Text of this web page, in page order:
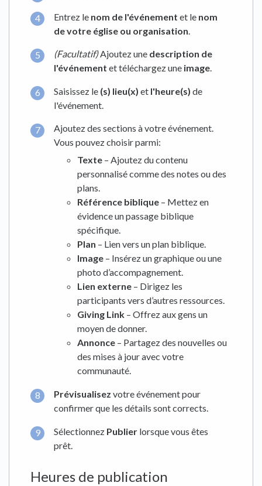
Entrez le nom de l'événement et le nom
de votre église ou organisation
(Facultatif)Ajoutez une description de
l'événement et téléchargez une image.
Saisissez le (s) lieu(x) et l'heure(s) de
l'événement.
Ajoutez des sections à votre événement.
Vous pouvez choisir parmi:
Texte – Ajoutez du contenu
personnalisé comme des notes ou des
plans.
Référence biblique – Mettez en
évidence un passage biblique
spécifique.
Plan – Lien vers un plan biblique.
Image – Insérez un graphique ou une
photo d’accompagnement.
Lien externe – Dirigez les
participants vers d’autres ressources.
Giving Link – Offrez aux gens un
moyen de donner.
Annonce – Partagez des nouvelles ou
des mises à jour avec votre
communauté.
Prévisualisez votre événement pour
confirmer que les détails sont corrects.
Sélectionnez Publier lorsque vous êtes
prêt.
Heures de publication